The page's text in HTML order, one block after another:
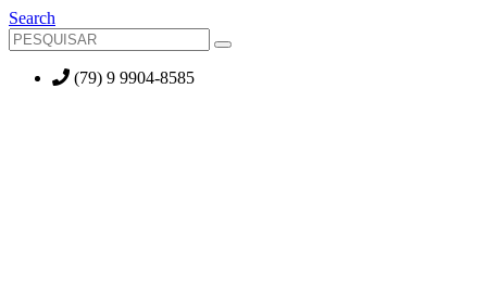
Search
(79) 9 9904-8585